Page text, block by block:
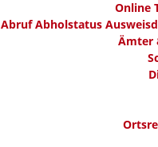
Online
Abruf Abholstatus
Ämter